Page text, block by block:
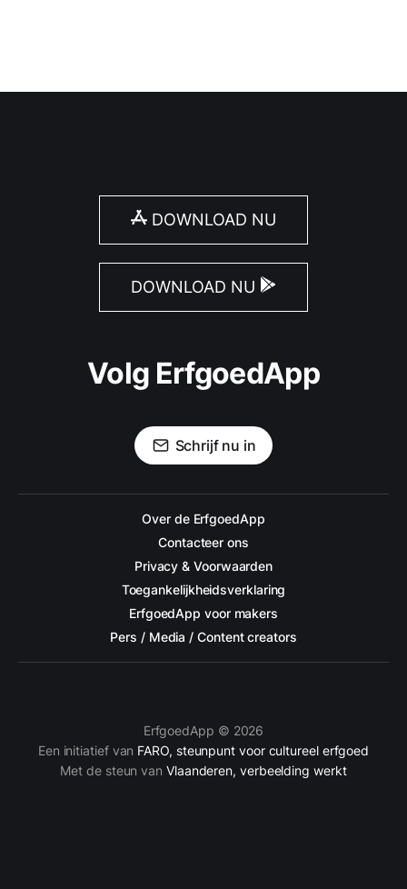
DOWNLOAD NU
DOWNLOAD NU
Volg ErfgoedApp
Schrijf nu in
Over de ErfgoedApp
Contacteer ons
Privacy & Voorwaarden
Toegankelijkheidsverklaring
ErfgoedApp voor makers
Pers / Media / Content creators
ErfgoedApp © 2026
Een initiatief van FARO, steunpunt voor cultureel erfgoed
Met de steun van Vlaanderen, verbeelding werkt